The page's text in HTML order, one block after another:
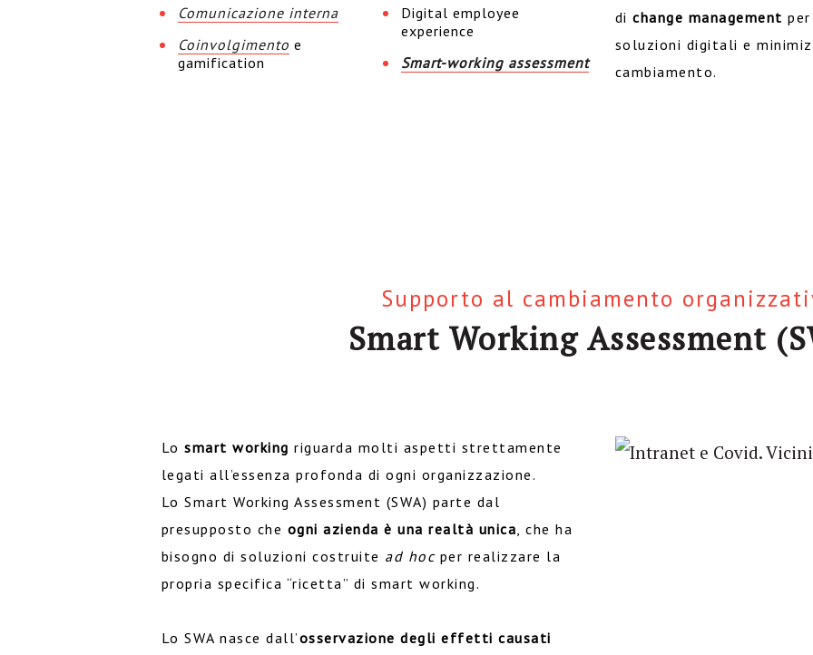
Comunicazione interna
Coinvolgimento e
gamification
Digital employee
experience
Smart-working assessment
dichange management
soluzioni digitali e
cambiamento.
Supporto al cambiamento
Smart Working Assessment
Losmart working riguarda molti aspetti strettamente
legati all’essenza profonda di ogni organizzazione.
Lo Smart Working Assessment (SWA) parte dal
presupposto che ogni azienda è una realtà unica, che ha
bisogno di soluzioni costruite ad hocper realizzare la
propria specifica “ricetta” di smart working.
Lo SWA nasce dall’osservazione degli effetti causati